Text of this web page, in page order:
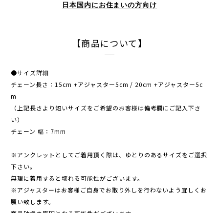
日本国内にお住まいの方向け
【商品について】
●サイズ詳細
チェーン長さ：15cm +アジャスター5cm / 20cm +アジャスター5c
m
（上記長さより短いサイズをご希望のお客様は備考欄にご記入下さ
い）
チェーン 幅：7mm
※アンクレットとしてご着用頂く際は、ゆとりのあるサイズをご選択
下さい。
無理に着用すると壊れる可能性がございます。
※アジャスターはお客様ご自身でお取り外しを行わないよう宜しくお
願い致します。